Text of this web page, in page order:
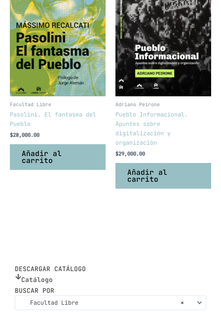
DESCARGAR CATÁLOGO
Catálogo
BUSCAR POR
×
Facultad Libre
Facultad Libre
Pasolini. El fantasma del
Pueblo
$28,000.00
Añadir al
carrito
Adriano Peirone
Pueblo Informacional.
Apuntes sobre
digitalización y
organización
$29,000.00
Añadir al
carrito